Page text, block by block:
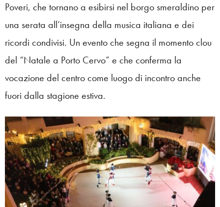
Poveri, che tornano a esibirsi nel borgo smeraldino per
una serata all’insegna della musica italiana e dei
ricordi condivisi. Un evento che segna il momento clou
del “Natale a Porto Cervo” e che conferma la
vocazione del centro come luogo di incontro anche
fuori dalla stagione estiva.